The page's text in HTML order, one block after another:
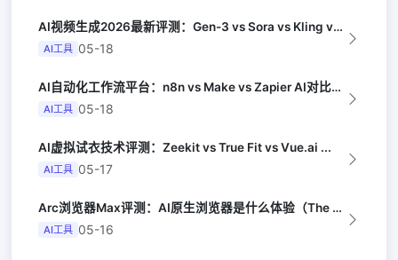
AI视频生成2026最新评测：Gen-3 vs Sora vs Kling vs...
AI工具 05-18
AI自动化工作流平台：n8n vs Make vs Zapier AI对比（Au...
AI工具 05-18
AI虚拟试衣技术评测：Zeekit vs True Fit vs Vue.ai ...
AI工具 05-17
Arc浏览器Max评测：AI原生浏览器是什么体验（The Verge）
AI工具 05-16